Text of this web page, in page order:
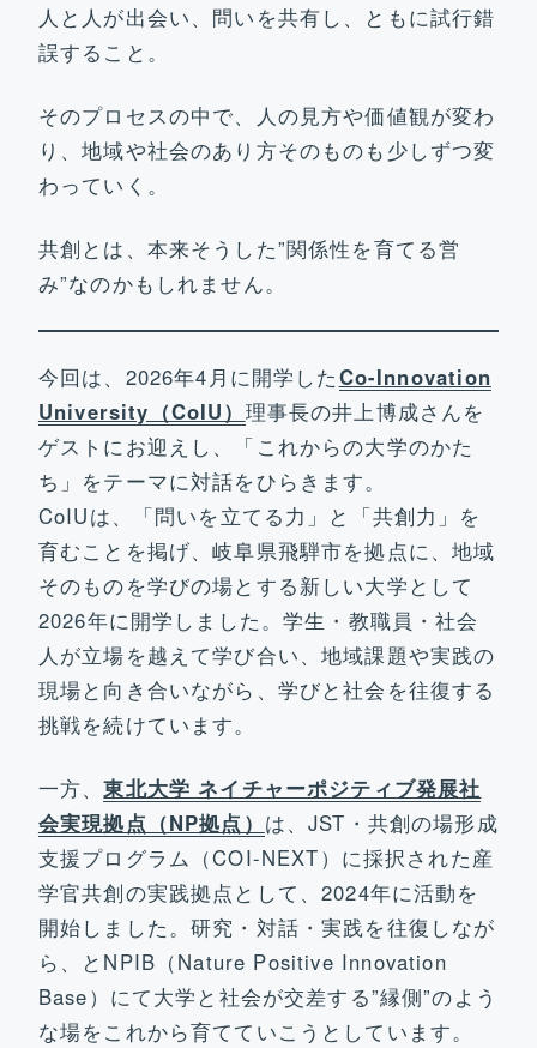
人と人が出会い、問いを共有し、ともに試行錯
誤すること。
そのプロセスの中で、人の見方や価値観が変わ
り、地域や社会のあり方そのものも少しずつ変
わっていく。
共創とは、本来そうした”関係性を育てる営
み”なのかもしれません。
今回は、2026年4月に開学したCo-Innovation
University（CoIU） 理事長の井上博成さんを
ゲストにお迎えし、「これからの大学のかた
ち」をテーマに対話をひらきます。
CoIUは、「問いを立てる力」と「共創力」を
育むことを掲げ、岐阜県飛騨市を拠点に、地域
そのものを学びの場とする新しい大学として
2026年に開学しました。学生・教職員・社会
人が立場を越えて学び合い、地域課題や実践の
現場と向き合いながら、学びと社会を往復する
挑戦を続けています。
一方、東北大学 ネイチャーポジティブ発展社
会実現拠点（NP拠点） は、JST・共創の場形成
支援プログラム（COI-NEXT）に採択された産
学官共創の実践拠点として、2024年に活動を
開始しました。研究・対話・実践を往復しなが
ら、とNPIB（Nature Positive Innovation
Base）にて大学と社会が交差する”縁側”のよう
な場をこれから育てていこうとしています。